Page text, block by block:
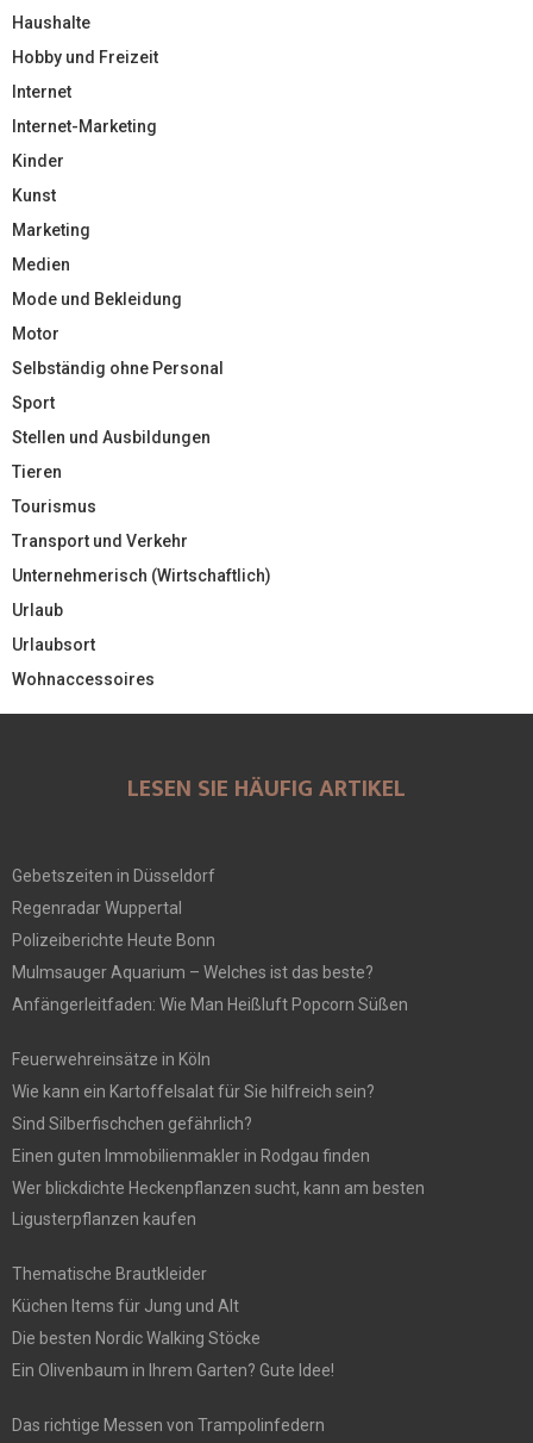
Haushalte
Hobby und Freizeit
Internet
Internet-Marketing
Kinder
Kunst
Marketing
Medien
Mode und Bekleidung
Motor
Selbständig ohne Personal
Sport
Stellen und Ausbildungen
Tieren
Tourismus
Transport und Verkehr
Unternehmerisch (Wirtschaftlich)
Urlaub
Urlaubsort
Wohnaccessoires
LESEN SIE HÄUFIG ARTIKEL
Gebetszeiten in Düsseldorf
Regenradar Wuppertal
Polizeiberichte Heute Bonn
Mulmsauger Aquarium – Welches ist das beste?
Anfängerleitfaden: Wie Man Heißluft Popcorn Süßen
Feuerwehreinsätze in Köln
Wie kann ein Kartoffelsalat für Sie hilfreich sein?
Sind Silberfischchen gefährlich?
Einen guten Immobilienmakler in Rodgau finden
Wer blickdichte Heckenpflanzen sucht, kann am besten
Ligusterpflanzen kaufen
Thematische Brautkleider
Küchen Items für Jung und Alt
Die besten Nordic Walking Stöcke
Ein Olivenbaum in Ihrem Garten? Gute Idee!
Das richtige Messen von Trampolinfedern